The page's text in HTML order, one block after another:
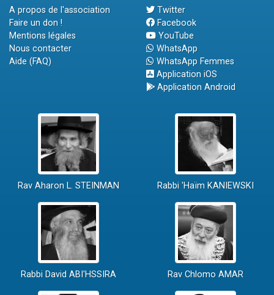
A propos de l'association
Faire un don !
Mentions légales
Nous contacter
Aide (FAQ)
Twitter
Facebook
YouTube
WhatsApp
WhatsApp Femmes
Application iOS
Application Android
Rav Aharon L. STEINMAN Rabbi 'Haïm KANIEWSKI
Rabbi David ABI'HSSIRA Rav Chlomo AMAR